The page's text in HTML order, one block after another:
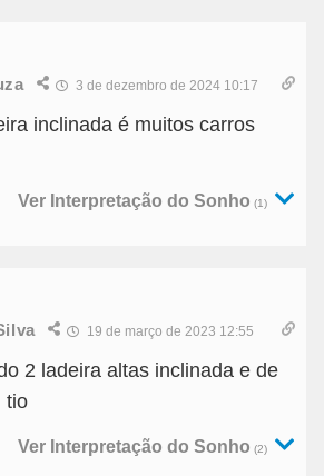
3 de dezembro de 2024 10:17
inclinada é muitos carros
Ver Interpretação do Sonho (1)
19 de março de 2023 12:55
2 ladeira altas inclinada e de
tio
Ver Interpretação do Sonho (2)